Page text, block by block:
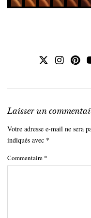
Laisser un
Votre adresse e-mail ne sera
indiqués avec *
Commentaire *